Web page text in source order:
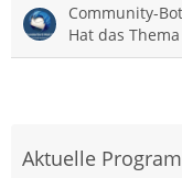
Community-Bot
Hat das
Aktuelle